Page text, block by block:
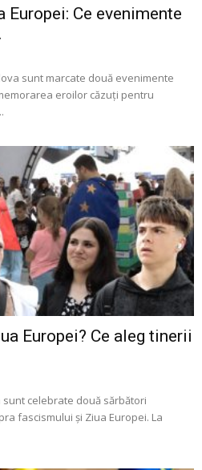
Ce evenimente
sunt marcate două evenimente
eroilor căzuți pentru
Europei? Ce aleg tinerii
sunt celebrate două sărbători
fascismului și Ziua Europei. La